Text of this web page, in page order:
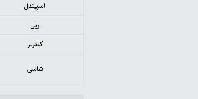
اسپیندل
ریل
کنترلر
شاسی